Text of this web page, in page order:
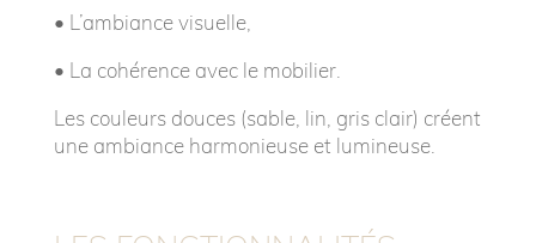
• L’ambiance visuelle,
• La cohérence avec le mobilier.
Les couleurs douces (sable, lin, gris clair) créent
une ambiance harmonieuse et lumineuse.